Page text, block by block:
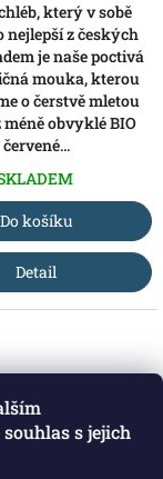
s jejich
který v sobě
nejlepší z českých
je naše poctivá
mouka, kterou
o čerstvě mletou
obvyklé BIO
červené...
Do košíku
Detail